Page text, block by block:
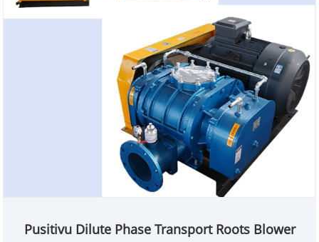
Pusitivu Dilute Phase Transport Roots Blower